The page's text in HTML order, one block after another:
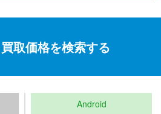
取価格を検索する
Android